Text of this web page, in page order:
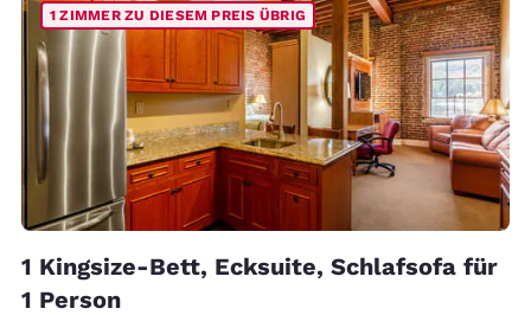
1 ZIMMER ZU DIESEM PREIS ÜBRIG
1 Kingsize-Bett, Ecksuite, Schlafsofa für
1 Person